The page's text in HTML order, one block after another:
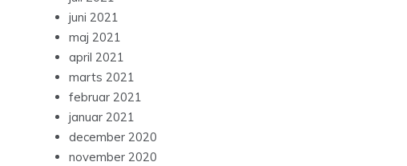
juni 2021
maj 2021
april 2021
marts 2021
februar 2021
januar 2021
december 2020
november 2020